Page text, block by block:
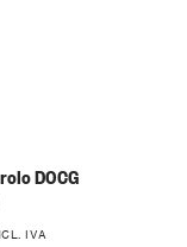
DOCG
IVA